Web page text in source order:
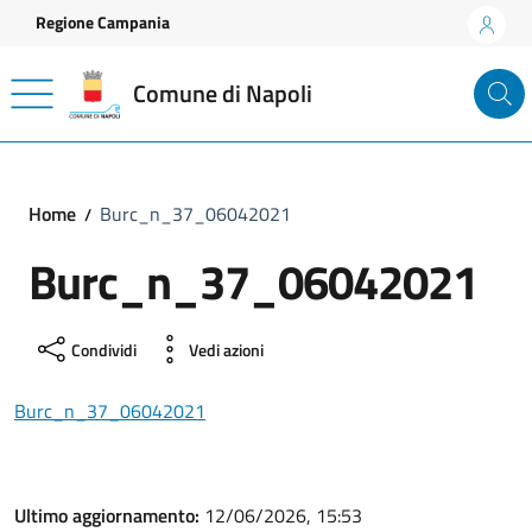
Vai ai contenuti
Vai al footer
Regione Campania
Comune di Napoli
Home Burc_n_37_06042021
Burc_n_37_06042021
Condividi Vedi azioni
Burc_n_37_06042021
Ultimo aggiornamento: 12/06/2026, 15:53